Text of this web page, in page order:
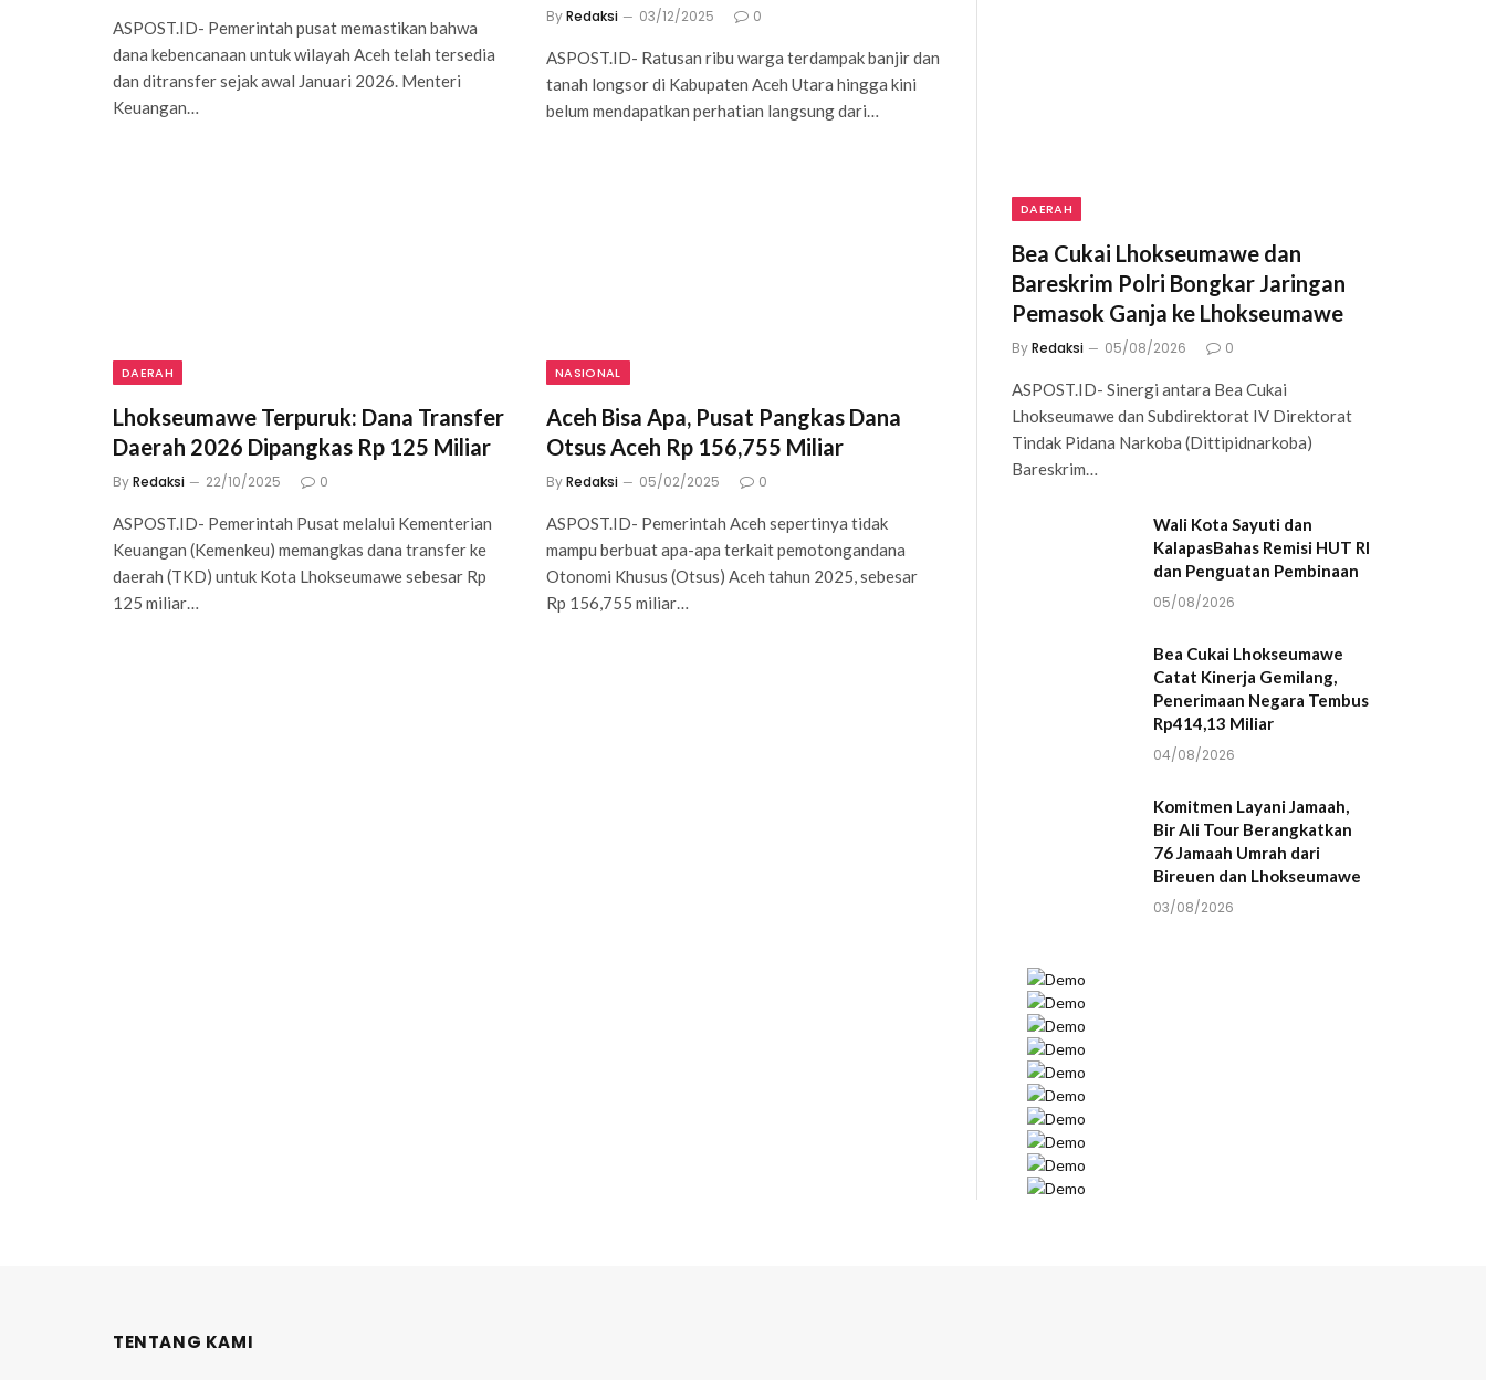
ASPOST.ID- Pemerintah pusat memastikan bahwa
dana kebencanaan untuk wilayah Aceh telah tersedia
dan ditransfer sejak awal Januari 2026. Menteri
Keuangan…
ByRedaksi 03/12/2025 0
ASPOST.ID- Ratusan ribu warga terdampak banjir dan
tanah longsor di Kabupaten Aceh Utara hingga kini
belum mendapatkan perhatian langsung dari…
DAERAH
Lhokseumawe Terpuruk: Dana Transfer
Daerah 2026 Dipangkas Rp 125 Miliar
ByRedaksi 22/10/2025 0
ASPOST.ID- Pemerintah Pusat melalui Kementerian
Keuangan (Kemenkeu) memangkas dana transfer ke
daerah (TKD) untuk Kota Lhokseumawe sebesar Rp
125 miliar…
NASIONAL
Aceh Bisa Apa, Pusat Pangkas Dana
Otsus Aceh Rp 156,755 Miliar
ByRedaksi 05/02/2025 0
ASPOST.ID- Pemerintah Aceh sepertinya tidak
mampu berbuat apa-apa terkait pemotongandana
Otonomi Khusus (Otsus) Aceh tahun 2025, sebesar
Rp 156,755 miliar…
DAERAH
Bea Cukai Lhokseumawe dan
Bareskrim Polri Bongkar Jaringan
Pemasok Ganja ke Lhokseumawe
ByRedaksi 05/08/2026 0
ASPOST.ID- Sinergi antara Bea Cukai
Lhokseumawe dan Subdirektorat IV Direktorat
Tindak Pidana Narkoba (Dittipidnarkoba)
Bareskrim…
Wali Kota Sayuti dan
KalapasBahas Remisi HUT RI
dan Penguatan Pembinaan
05/08/2026
Bea Cukai Lhokseumawe
Catat Kinerja Gemilang,
Penerimaan Negara Tembus
Rp414,13 Miliar
04/08/2026
Komitmen Layani Jamaah,
Bir Ali Tour Berangkatkan
76 Jamaah Umrah dari
Bireuen dan Lhokseumawe
03/08/2026
TENTANG KAMI